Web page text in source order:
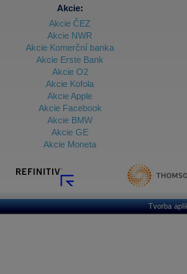
Akcie:
Akcie ČEZ
Akcie NWR
Akcie Komerční banka
Akcie Erste Bank
Akcie O2
Akcie Kofola
Akcie Apple
Akcie Facebook
Akcie BMW
Akcie GE
Akcie Moneta
Tvorba